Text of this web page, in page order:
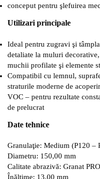
conceput pentru şlefuirea
Utilizari principale
Ideal pentru zugravi şi
detaliate la muluri
muchii profilate şi elemente
Compatibil cu lemnul,
straturile moderne de
VOC – pentru rezultate
de prelucrat
Date tehnice
Granulaţie: Medium (P120 –
Diametru: 150,00 mm
Calitate abrazivă: Granat
Înălţime: 13,00 mm